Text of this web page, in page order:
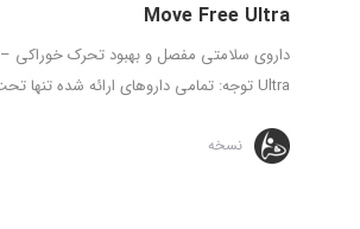
Move Free Ultra
Ultra توجه: تمامی داروهای ارائه شده تنها تحت نظارت و ...
نسخه